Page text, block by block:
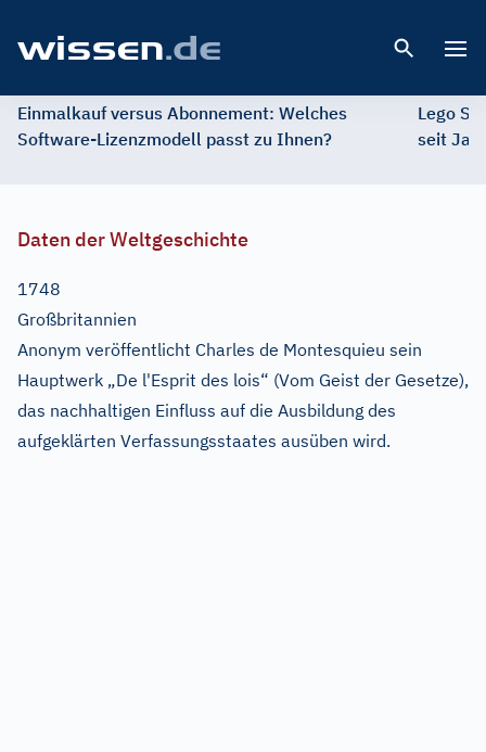
Einmalkauf versus Abonnement: Welches
Software-Lizenzmodell passt zu Ihnen?
Lego
seit
Daten der Weltgeschichte
1748
Großbritannien
Anonym veröffentlicht Charles de Montesquieu sein
Hauptwerk „De l'Esprit des lois“ (Vom Geist der Gesetze),
das nachhaltigen Einfluss auf die Ausbildung des
aufgeklärten Verfassungsstaates ausüben wird.